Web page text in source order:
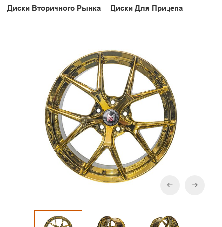
Диски Вторичного Рынка
Диски Для Прицепа